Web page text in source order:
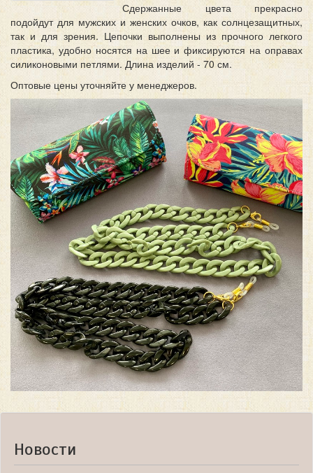
Сдержанные цвета прекрасно
подойдут для мужских и женских очков, как солнцезащитных,
так и для зрения. Цепочки выполнены из прочного легкого
пластика, удобно носятся на шее и фиксируются на оправах
силиконовыми петлями. Длина изделий - 70 см.
Оптовые цены уточняйте у менеджеров.
Новости